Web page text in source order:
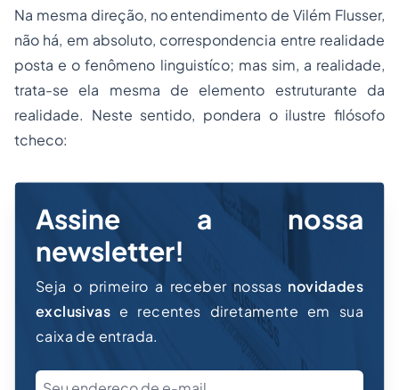
Na mesma direção, no entendimento de Vilém Flusser,
não há, em absoluto, correspondencia entre realidade
posta e o fenômeno linguistíco; mas sim, a realidade,
trata-se ela mesma de elemento estruturante da
realidade. Neste sentido, pondera o ilustre filósofo
tcheco:
Assine a nossa
newsletter!
Seja o primeiro a receber nossas novidades
exclusivas e recentes diretamente em sua
caixa de entrada.